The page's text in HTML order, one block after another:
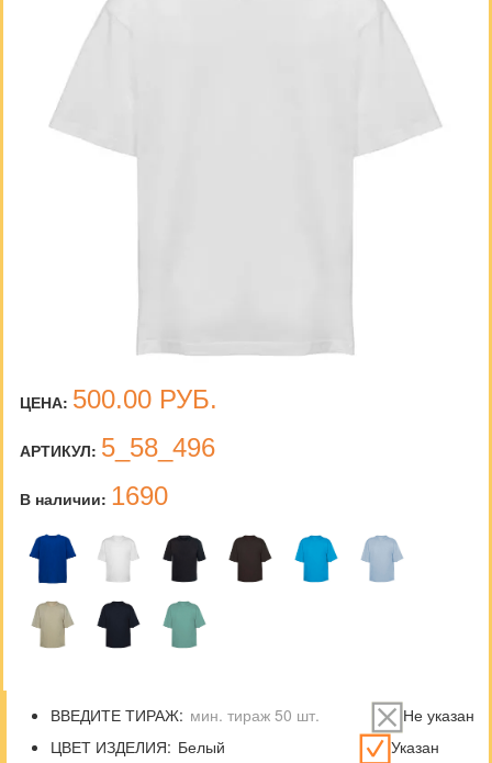
ЦЕНА: 500.00 РУБ.
АРТИКУЛ: 5_58_496
В наличии: 1690
ВВЕДИТЕ ТИРАЖ:
Не указан
ЦВЕТ ИЗДЕЛИЯ:
Указан